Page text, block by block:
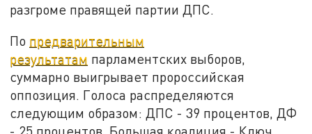
разгроме правящей партии ДПС.
По предварительным
результатам парламентских выборов,
суммарно выигрывает пророссийская
оппозиция. Голоса распределяются
следующим образом: ДПС - 39 процентов, ДФ